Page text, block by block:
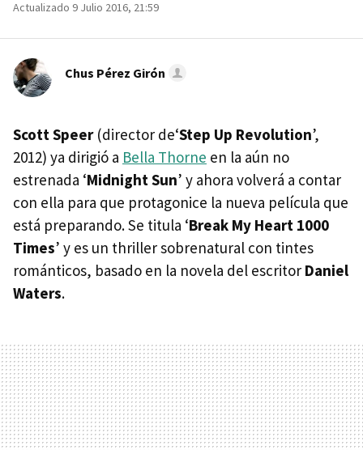
Actualizado 9 Julio 2016, 21:59
Chus Pérez Girón
Scott Speer(director de‘Step Up Revolution’,
2012) ya dirigió a Bella Thorne en la aún no
estrenada ‘Midnight Sun’ y ahora volverá a contar
con ella para que protagonice la nueva película que
está preparando. Se titula ‘Break My Heart 1000
Times’ y es un thriller sobrenatural con tintes
románticos, basado en la novela del escritor Daniel
Waters.